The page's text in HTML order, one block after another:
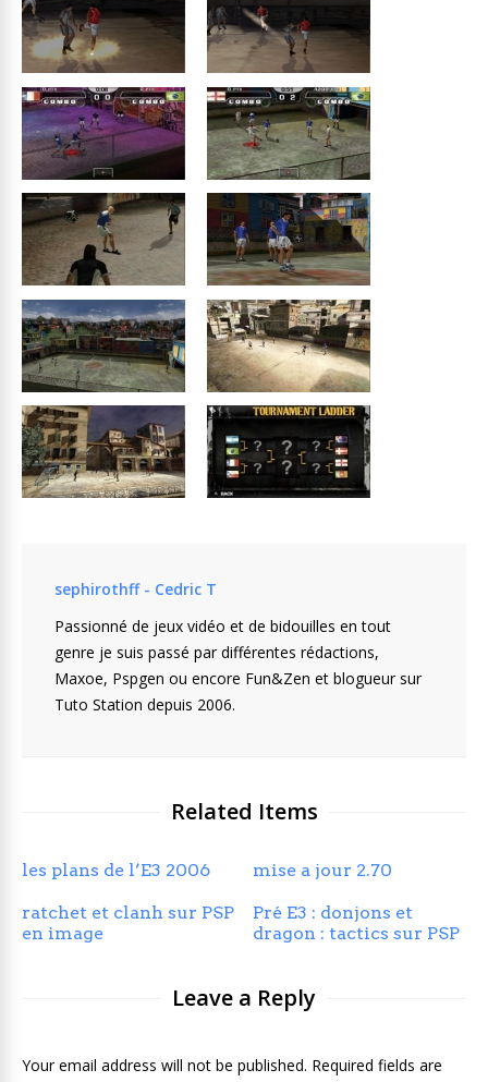
sephirothff - Cedric T
Passionné de jeux vidéo et de bidouilles en tout
genre je suis passé par différentes rédactions,
Maxoe, Pspgen ou encore Fun&Zen et blogueur sur
Tuto Station depuis 2006.
Related Items
les plans de l’E3 2006 mise a jour 2.70
ratchet et clanh sur PSP
en image
Pré E3 : donjons et
dragon : tactics sur PSP
Leave a Reply
Your email address will not be published. Required fields are